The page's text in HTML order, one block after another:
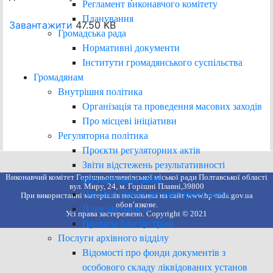
Регламент виконавчого комітету
Планування
Громадська рада
Нормативні документи
Інститути громадянського суспільства
Громадянам
Внутрішня політика
Організація та проведення масових заходів
Про місцеві ініціативи
Регуляторна політика
Проєкти регуляторних актів
Звіти відстежень результативності
регуляторних актів
Перелік діючих регуляторних актів
План діяльності
Правила благоустрою
Послуги архівного відділу
Відомості про фонди документів з
особового складу ліквідованих установ
Завантажити 47.50 KB
Виконавчий комітет Горішньоплавнівської міської ради Полтавської області
вул. Миру, 24, м. Горішні Плавні,39800
При використанні матеріалів посилання на сайт www.hp-rada.gov.ua
обов’язкове.
Усі права застережено. Copyright © 2021